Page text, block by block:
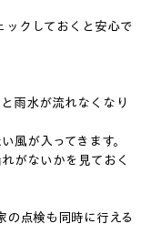
ックしておくと安心で
雨水が流れなくなり
風が入ってきます。
がないかを見ておく
の点検も同時に行える